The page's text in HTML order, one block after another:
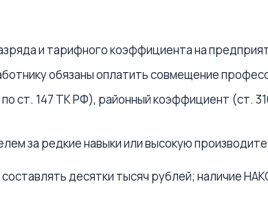
и тарифного коэффициента на
обязаны оплатить совмещение
ст. 147 ТК РФ), районный коэффициент (ст.
за редкие навыки или высокую
десятки тысяч рублей; наличие